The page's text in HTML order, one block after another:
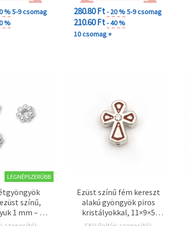
%5-9 csomag
%
280.80 Ft- 20 %5-9 csomag
210.60 Ft- 40 %
10 csomag +
LEGNÉPSZERŰBB
színű,
1 mm – 50
db
Ezüst színű fém kereszt
alakú gyöngyök piros
kristályokkal, 11×9×5
mm, furat: 1,5 mm – 5 db